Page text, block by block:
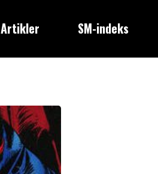
Artikler SM-indeks